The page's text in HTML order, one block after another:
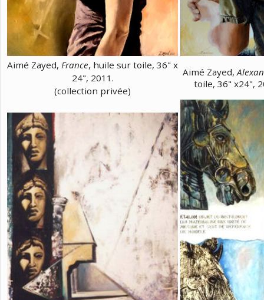
Aimé Zayed, France, huile sur toile, 36" x
24", 2011.
(collection privée)
Aimé Zayed,
toile, 36" x24",